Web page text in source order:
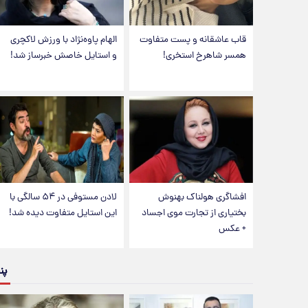
قاب عاشقانه و پست متفاوت
همسر شاهرخ استخری!
الهام پاوه‌نژاد با ورزش لاکچری
و استایل خاصش خبرساز شد!
افشاگری هولناک بهنوش
بختیاری از تجارت موی اجساد
+ عکس
لادن مستوفی در ۵۴ سالگی با
این استایل متفاوت دیده شد!